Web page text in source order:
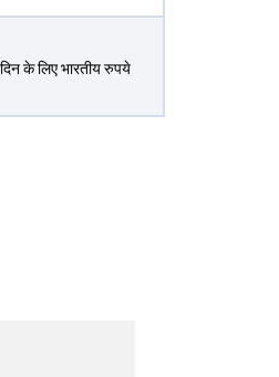
के लिए भारतीय रुपये